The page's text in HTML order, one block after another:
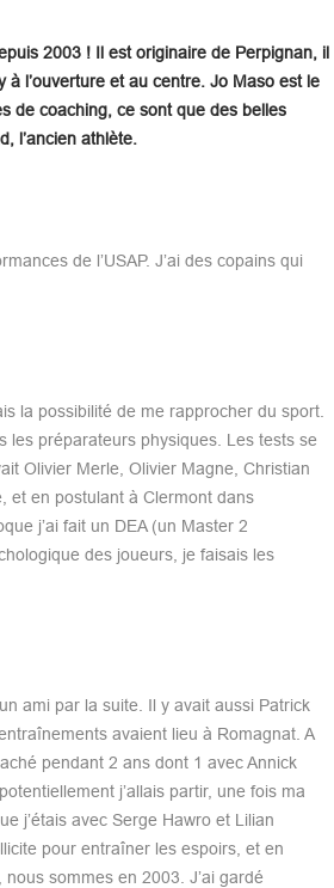
2003 ! Il est originaire de Perpignan, il
l’ouverture et au centre. Jo Maso est le
de coaching, ce sont que des belles
l’ancien athlète.
de l’USAP. J’ai des copains qui
la possibilité de me rapprocher du sport.
les préparateurs physiques. Les tests se
Olivier Merle, Olivier Magne, Christian
et en postulant à Clermont dans
j’ai fait un DEA (un Master 2
des joueurs, je faisais les
ami par la suite. Il y avait aussi Patrick
avaient lieu à Romagnat. A
pendant 2 ans dont 1 avec Annick
j’allais partir, une fois ma
j’étais avec Serge Hawro et Lilian
pour entraîner les espoirs, et en
sommes en 2003. J’ai gardé